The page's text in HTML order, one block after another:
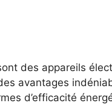
des appareils
avantages
d’efficacité